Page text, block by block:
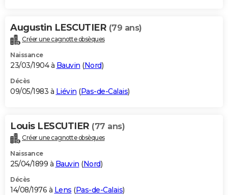
Augustin LESCUTIER (79 ans)
Créer une cagnotte obsèques
Naissance
23/03/1904 à Bauvin (Nord)
Décès
09/05/1983 à Liévin (Pas-de-Calais)
Louis LESCUTIER (77 ans)
Créer une cagnotte obsèques
Naissance
25/04/1899 à Bauvin (Nord)
Décès
14/08/1976 à Lens (Pas-de-Calais)